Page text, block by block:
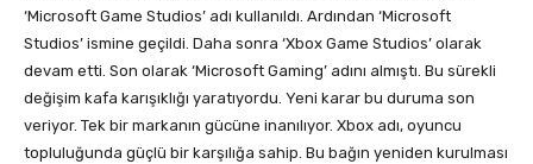
‘Microsoft Game Studios’ adı kullanıldı. Ardından ‘Microsoft
Studios’ ismine geçildi. Daha sonra ‘Xbox Game Studios’ olarak
devam etti. Son olarak ‘Microsoft Gaming’ adını almıştı. Bu sürekli
değişim kafa karışıklığı yaratıyordu. Yeni karar bu duruma son
veriyor. Tek bir markanın gücüne inanılıyor. Xbox adı, oyuncu
topluluğunda güçlü bir karşılığa sahip. Bu bağın yeniden kurulması